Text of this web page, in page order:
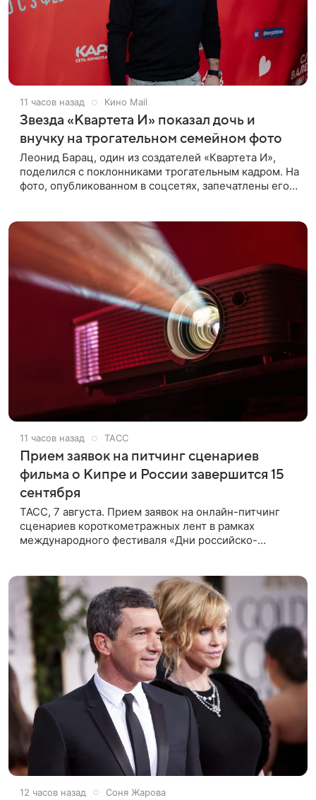
11 часов назад Кино Mail
Звезда «Квартета И» показал дочь и
внучку на трогательном семейном фото
Леонид Барац, один из создателей «Квартета И»,
поделился с поклонниками трогательным кадром. На
фото, опубликованном в соцсетях, запечатлены его
11 часов назад ТАСС
Прием заявок на питчинг сценариев
фильма о Кипре и России завершится 15
сентября
ТАСС, 7 августа. Прием заявок на онлайн-питчинг
сценариев короткометражных лент в рамках
международного фестиваля «Дни российско-
12 часов назад Соня Жарова